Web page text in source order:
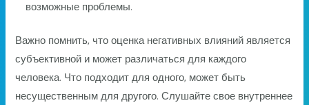
возможные проблемы.
Важно помнить, что оценка негативных влияний является
субъективной и может различаться для каждого
человека. Что подходит для одного, может быть
несущественным для другого. Слушайте свое внутреннее